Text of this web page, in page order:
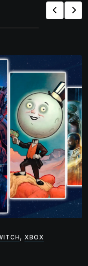
,XBOX